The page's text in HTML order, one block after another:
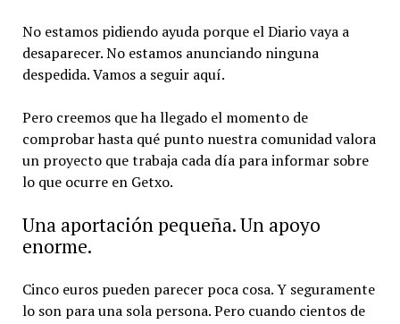
No estamos pidiendo ayuda porque el Diario vaya a
desaparecer. No estamos anunciando ninguna
despedida. Vamos a seguir aquí.
Pero creemos que ha llegado el momento de
comprobar hasta qué punto nuestra comunidad valora
un proyecto que trabaja cada día para informar sobre
lo que ocurre en Getxo.
Una aportación pequeña. Un apoyo
enorme.
Cinco euros pueden parecer poca cosa. Y seguramente
lo son para una sola persona. Pero cuando cientos de